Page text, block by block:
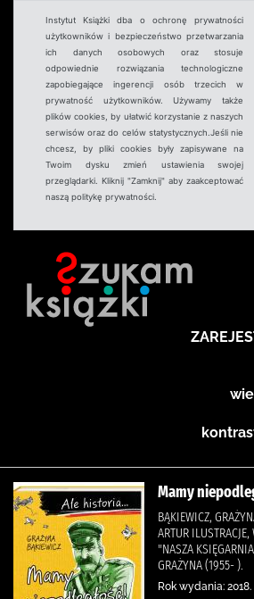
Instytut Książki dba o ochronę prywatności
użytkowników i bezpieczeństwo przetwarzania
ich danych osobowych oraz stosuje
odpowiednie rozwiązania technologiczne
zapobiegające ingerencji osób trzecich w
prywatność użytkowników. Używamy także
plików cookies, by ułatwić korzystanie z naszych
serwisów oraz do celów statystycznych.Jeśli nie
chcesz, by pliki cookies były zapisywane na
Twoim dysku zmień ustawienia swojej
przeglądarki. Kliknij "Zamknij" aby zaakceptować
naszą politykę prywatności.
Mamy
BĄKIEWICZ,
ARTUR
"NASZA
GRAŻYNA (1955- ).
Rok wydania: 2018.